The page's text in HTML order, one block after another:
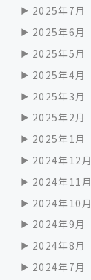
2025年7月
2025年6月
2025年5月
2025年4月
2025年3月
2025年2月
2025年1月
2024年12月
2024年11月
2024年10月
2024年9月
2024年8月
2024年7月